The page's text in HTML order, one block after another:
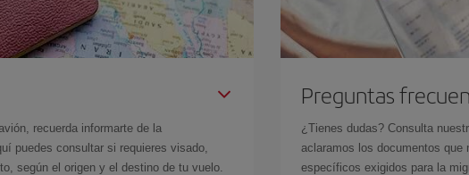
recuerda informarte de la
puedes consultar si requieres visado,
según el origen y el destino de tu vuelo.
Preguntas
¿Tienes dudas? Consulta
aclaramos los documentos
específicos exigidos para la